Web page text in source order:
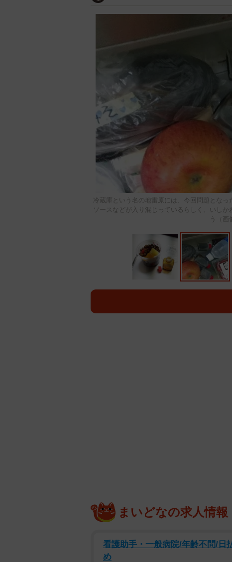
冷蔵庫という名の地雷原には、今回問題とな
ソースなどが入り混じっているらしく、いし
う（画
まいどなの求人情報
看護助手・一般病院/年齢不問/日
め